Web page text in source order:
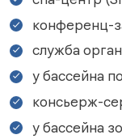
конференц-
служба
у бассейна
консьерж-
у бассейна